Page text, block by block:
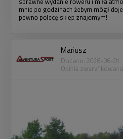
mnie po godzinach żebym mógł
pewno polecę sklep znajomym!
Mariusz
Dodano: 2026-06-01
Opinia zweryfikowana